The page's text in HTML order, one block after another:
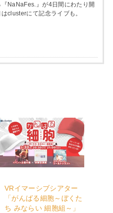
『NaNaFes.』が4日間にわたり開
clusterにて記念ライブも。
VRイマーシブシアター
「がんばる細胞～ぼくた
ち みならい 細胞組～」